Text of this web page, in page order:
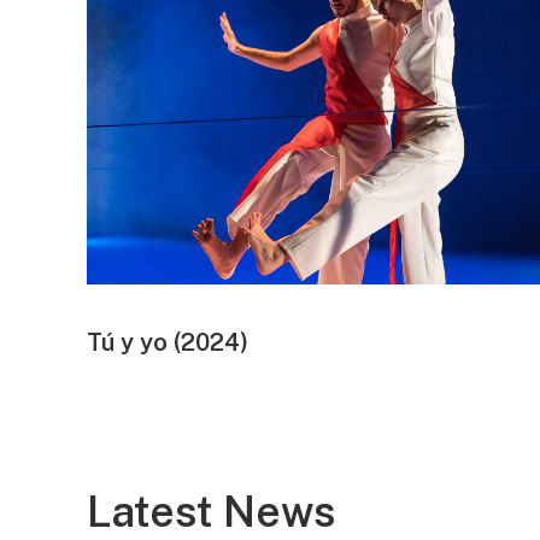
Tú y yo (2024)
Latest News